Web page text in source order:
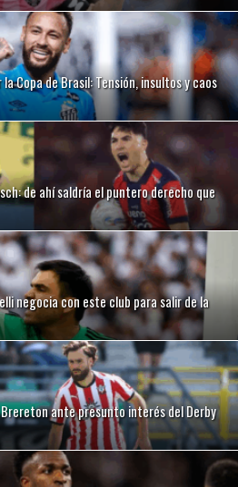
Copa de Brasil: Tensión, insultos y caos
de ahí saldría el puntero derecho que
negocia con este club para salir de la
ante presunto interés del Derby